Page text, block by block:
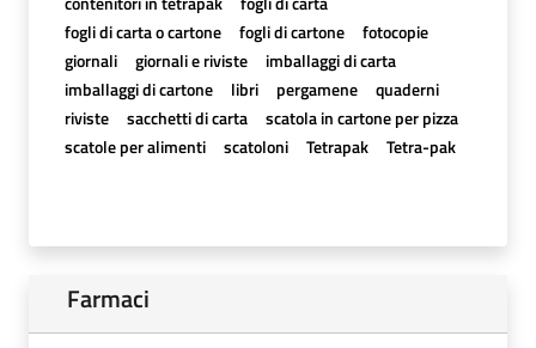
fogli di carta o cartone
fogli di cartone
fotocopie
giornali
giornali e riviste
imballaggi di carta
imballaggi di cartone
libri pergamene
quaderni
riviste
sacchetti di carta
scatola in cartone per pizza
scatole per alimenti
scatoloni Tetrapak Tetra-pak
Farmaci